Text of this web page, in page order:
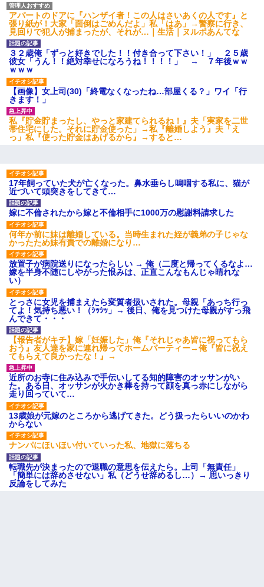
私が遺産を相続。→それを知った義両親が「旅行代金を出せ！」
「リフォーム費用を負担しろ！」「金の管理は私達がする！」と
浅ましくも集りにきた。
【衝撃】嫁父の会社に勤続１０年、手取り１４万 → 俺「２２万も
らえる会社から誘われた。転職したい」義父「クビ！（激怒」嫁
「離婚！（激怒」
【悲報】嫁がワイのこと嫌いっぽいから単身赴任した結果
「お前の父ちゃんは自宅警備員」とかからかわれたけど、実はと
んでもない仕事に就いていた
三年働いてたパートを突然クビになった。しかし元職場の主要取
引先のトップが母方の叔父だったので…
隣の部屋の住民の母親、オートロックを突破してマンションに入
り込んできたみたいで、ずっとドアの前で喚いてて滅茶苦茶うる
さかった。
友人とふたりで山口に旅行した時の事。レンタカーを借りて山の
中の道を走っていたら、突然ガガッ！って音がして…
【修羅場】彼女親「カスな家柄のヤツなんかと家族になるのはご
めんだ」俺「じゃあ別れます…」→ 彼女「なんで言い返してくれ
なかったの？（泣」
【驚愕】5000円でＪＫと行為してきたが後悔しかない…
義兄嫁が義実家で「コロナ陽性だったからこのまま療養させて下
さい」と言い出してド修羅場になった
アパートのドアに『ハンザイ者！この人はさいあくの人です』と
張り紙が！大家「面倒はごめんだよ」私「はあ」→警察に行き、
見回りで犯人が捕まったが、それが…｜生活｜ヌルポあんてな
３２歳俺「ずっと好きでした！！付き合って下さい！」 ２５歳
彼女「うん！！絶対幸せになろうね！！！！」 → ７年後ｗｗ
ｗｗｗ
【画像】女上司(30)「終電なくなったね…部屋くる？」ワイ「行
きます！」
私『貯金貯まったし、やっと家建てられるね！』夫「実家を二世
帯住宅にした。それに貯金使った」→私『離婚しよう』夫「え
っ」私『使った貯金はあげるから』→すると…
17年飼っていた犬が亡くなった。鼻水垂らし嗚咽する私に、猫が
近づいて頭突きをしてきて…
嫁に不倫されたから嫁と不倫相手に1000万の慰謝料請求した
何年か前に妹は離婚している。当時生まれた姪が義弟の子じゃな
かったため妹有責での離婚になり…
放置子が病院送りになったらしい → 俺（二度と帰ってくるなよ…
嫁を半身不随にしやがった恨みは、正直こんなもんじゃ晴れな
い）
とっさに女児を捕まえたら変質者扱いされた。母親「あっち行っ
てよ！気持ち悪い！（ｼｯｼｯ」→ 後日、俺を見つけた母親がすっ飛
んできて・・・
【報告者がキチ】嫁「妊娠した」俺『それじゃあ皆に祝ってもら
おう』友人達を家に連れ帰ってホームパーティー→俺『皆に祝え
てもらえて良かったな！』→
近所のお寺に住み込みで手伝いしてる知的障害のオッサンがい
た。ある日、オッサンが火かき棒を持って顔を真っ赤にしながら
走り回っていて…
13歳娘が元嫁のところから逃げてきた。どう扱ったらいいのかわ
からない
ナンパにほいほい付いていった私、地獄に落ちる
転職先が決まったので退職の意思を伝えたら。上司「無責任」
「簡単には辞めさせない」私（どうせ辞めるし…）→ 思いっきり
反論をしてみた